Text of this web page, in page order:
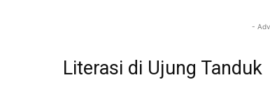
-
Literasi di Ujung Tanduk